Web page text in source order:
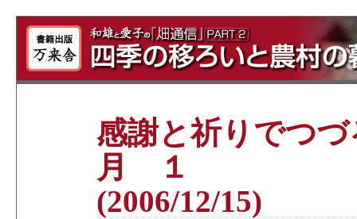
感謝と祈りでつ
月 １
(2006/12/15)